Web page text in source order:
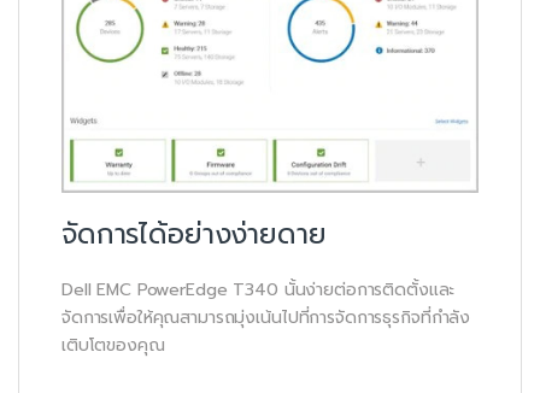
จัดการได้อย่างง่ายดาย
Dell EMC PowerEdge T340 นั้นง่ายต่อการติดตั้งและ
จัดการเพื่อให้คุณสามารถมุ่งเน้นไปที่การจัดการธุรกิจที่กำลัง
เติบโตของคุณ